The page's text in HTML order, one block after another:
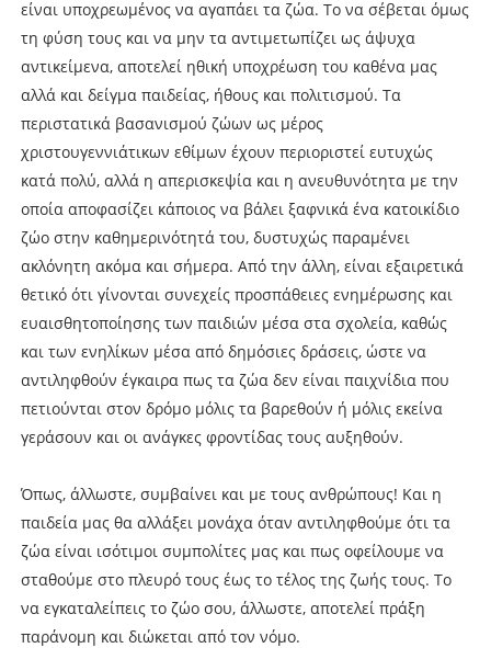
είναι υποχρεωμένος να αγαπάει τα ζώα. Το να σέβεται όμως
τη φύση τους και να μην τα αντιμετωπίζει ως άψυχα
αντικείμενα, αποτελεί ηθική υποχρέωση του καθένα μας
αλλά και δείγμα παιδείας, ήθους και πολιτισμού. Τα
περιστατικά βασανισμού ζώων ως μέρος
χριστουγεννιάτικων εθίμων έχουν περιοριστεί ευτυχώς
κατά πολύ, αλλά η απερισκεψία και η ανευθυνότητα με την
οποία αποφασίζει κάποιος να βάλει ξαφνικά ένα κατοικίδιο
ζώο στην καθημερινότητά του, δυστυχώς παραμένει
ακλόνητη ακόμα και σήμερα. Από την άλλη, είναι εξαιρετικά
θετικό ότι γίνονται συνεχείς προσπάθειες ενημέρωσης και
ευαισθητοποίησης των παιδιών μέσα στα σχολεία, καθώς
και των ενηλίκων μέσα από δημόσιες δράσεις, ώστε να
αντιληφθούν έγκαιρα πως τα ζώα δεν είναι παιχνίδια που
πετιούνται στον δρόμο μόλις τα βαρεθούν ή μόλις εκείνα
γεράσουν και οι ανάγκες φροντίδας τους αυξηθούν.
Όπως, άλλωστε, συμβαίνει και με τους ανθρώπους! Και η
παιδεία μας θα αλλάξει μονάχα όταν αντιληφθούμε ότι τα
ζώα είναι ισότιμοι συμπολίτες μας και πως οφείλουμε να
σταθούμε στο πλευρό τους έως το τέλος της ζωής τους. Το
να εγκαταλείπεις το ζώο σου, άλλωστε, αποτελεί πράξη
παράνομη και διώκεται από τον νόμο.